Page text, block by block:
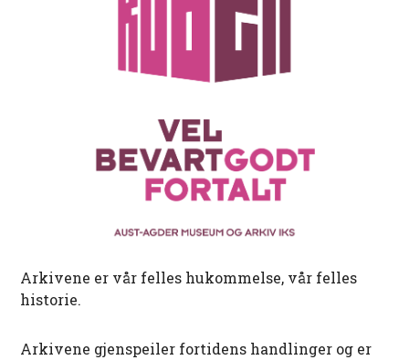
Arkivene er vår felles hukommelse, vår felles
historie.
Arkivene gjenspeiler fortidens handlinger og er